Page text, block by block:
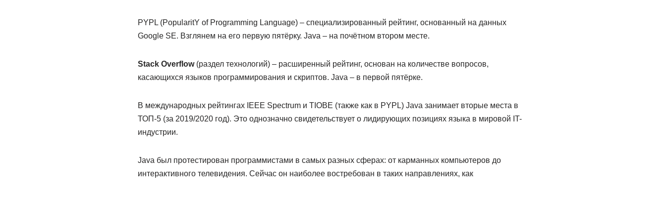
PYPL (PopularitY of Programming Language) – специализированный рейтинг, основанный на данных
Google SE. Взглянем на его первую пятёрку. Java – на почётном втором месте.
Stack Overflow(раздел технологий) – расширенный рейтинг, основан на количестве вопросов,
касающихся языков программирования и скриптов. Java – в первой пятёрке.
В международных рейтингах IEEE Spectrum и TIOBE (также как в PYPL) Java занимает вторые места в
ТОП-5 (за 2019/2020 год). Это однозначно свидетельствует о лидирующих позициях языка в мировой IT-
индустрии.
Java был протестирован программистами в самых разных сферах: от карманных компьютеров до
интерактивного телевидения. Сейчас он наиболее востребован в таких направлениях, как